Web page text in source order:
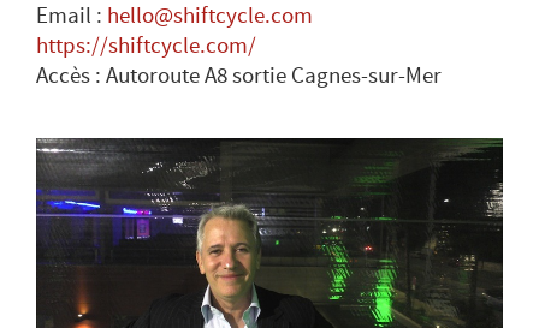
Email : hello@shiftcycle.com
https://shiftcycle.com/
Accès : Autoroute A8 sortie Cagnes-sur-Mer